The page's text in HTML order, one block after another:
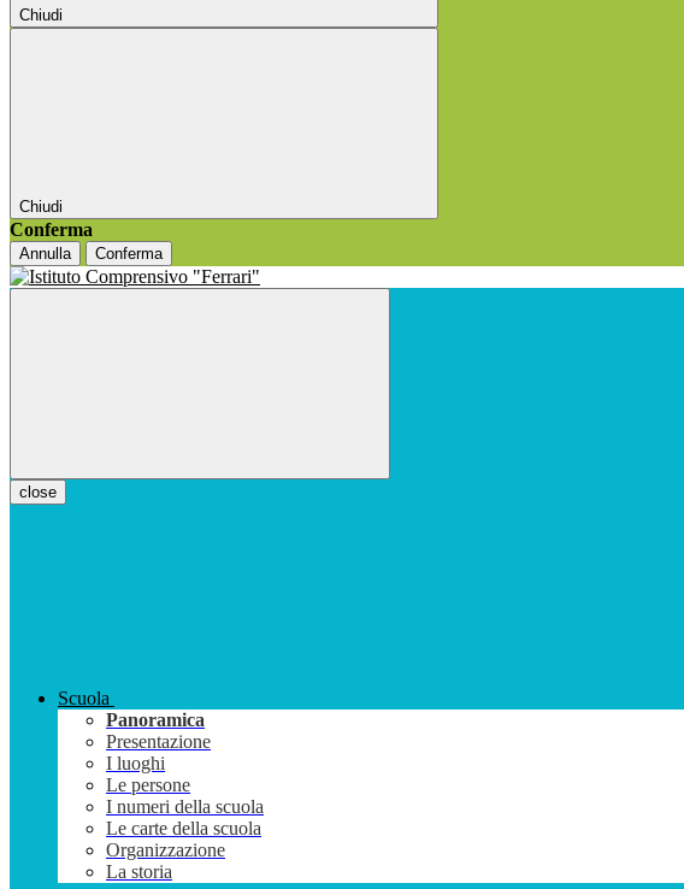
Chiudi
Chiudi
Conferma
Annulla Conferma
close
Scuola
Panoramica
Presentazione
I luoghi
Le persone
I numeri della scuola
Le carte della scuola
Organizzazione
La storia